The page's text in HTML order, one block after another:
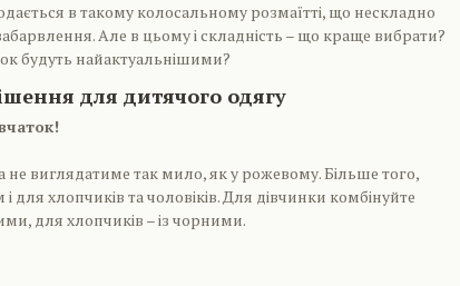
в такому колосальному розмаїтті, що нескладно
Але в цьому і складність – що краще вибрати?
будуть найактуальнішими?
для дитячого одягу
не виглядатиме так мило, як у рожевому. Більше того,
для хлопчиків та чоловіків. Для дівчинки комбінуйте
для хлопчиків – із чорними.